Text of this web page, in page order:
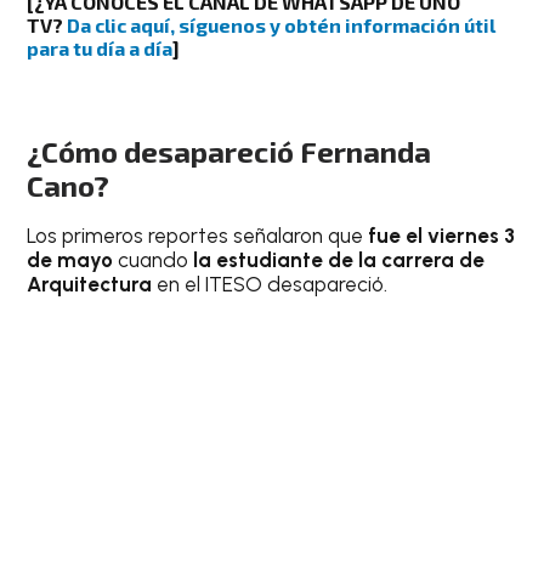
TV? Da clic aquí, síguenos y obtén información útil
para tu día a día]
¿Cómo desapareció Fernanda
Cano?
Los primeros reportes señalaron que fue el viernes 3
de mayo cuando la estudiante de la carrera de
Arquitectura en el ITESO desapareció.